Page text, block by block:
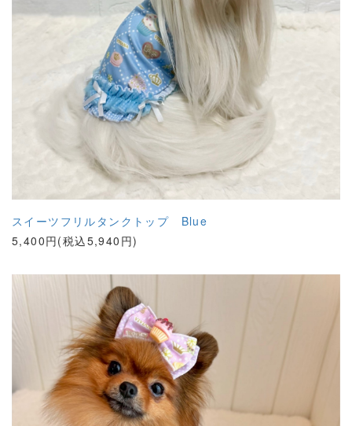
スイーツフリルタンクトップ Blue
5,400円(税込5,940円)